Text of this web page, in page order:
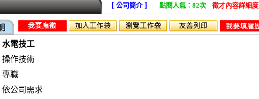
[ 公司簡介] 點閱人氣：82次 徵才內容詳細度
水電技工
操作技術
專職
依公司需求